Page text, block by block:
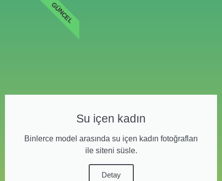
Su içen kadın
Binlerce model arasında su içen kadın fotoğrafları
ile siteni süsle.
Detay
GÜNCEL